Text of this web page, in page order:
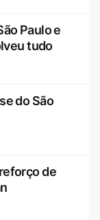
Paulo e
tudo
do São
de